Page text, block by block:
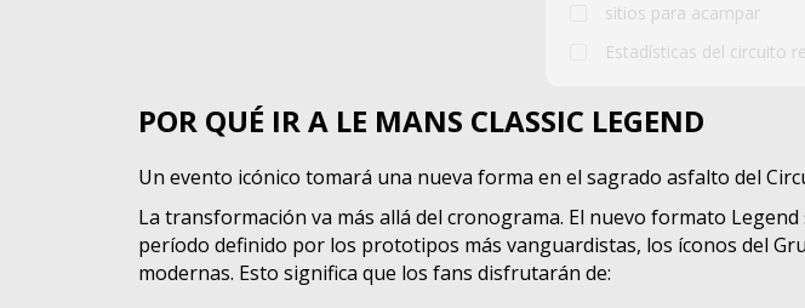
sitios para acampar
Estadísticas del circuito
POR QUÉ IR A LE MANS CLASSIC LEGEND
Un evento icónico tomará una nueva forma en el sagrado asfalto del
La transformación va más allá del cronograma. El nuevo formato
período definido por los prototipos más vanguardistas, los íconos del
modernas. Esto significa que los fans disfrutarán de: